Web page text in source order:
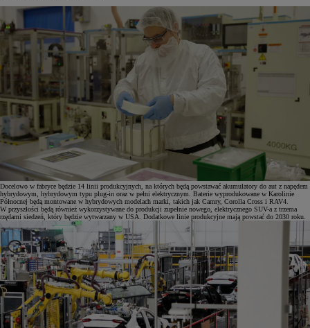
Docelowo w fabryce będzie 14 linii produkcyjnych, na których będą powstawać akumulatory do aut z napędem
hybrydowym, hybrydowym typu plug-in oraz w pełni elektrycznym. Baterie wyprodukowane w Karolinie
Północnej będą montowane w hybrydowych modelach marki, takich jak Camry, Corolla Cross i RAV4.
W przyszłości będą również wykorzystywane do produkcji zupełnie nowego, elektrycznego SUV-a z trzema
rzędami siedzeń, który będzie wytwarzany w USA. Dodatkowe linie produkcyjne mają powstać do 2030 roku.